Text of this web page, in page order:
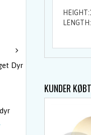
Dyr
KUNDER